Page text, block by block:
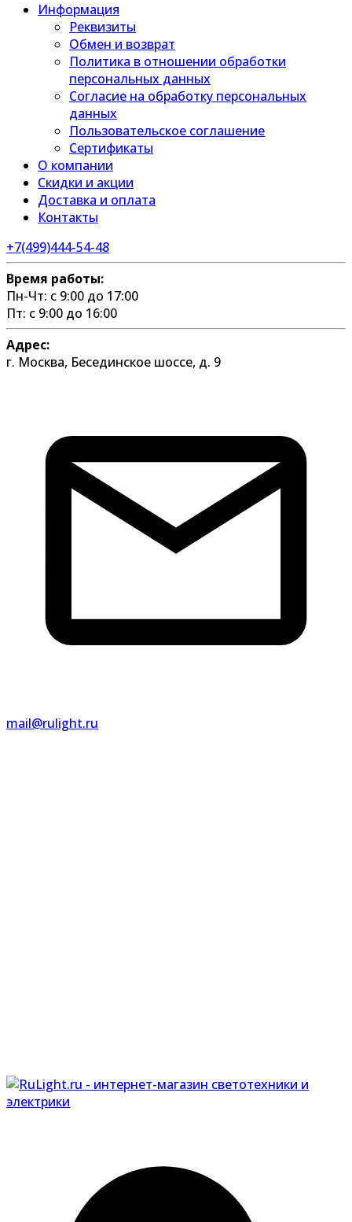
Информация
Реквизиты
Обмен и возврат
Политика в отношении обработки
персональных данных
Согласие на обработку персональных
данных
Пользовательское соглашение
Сертификаты
О компании
Скидки и акции
Доставка и оплата
Контакты
+7(499)444-54-48
Время работы:
Пн-Чт: с 9:00 до 17:00
Пт: с 9:00 до 16:00
Адрес:
г. Москва, Бесединское шоссе, д. 9
mail@rulight.ru